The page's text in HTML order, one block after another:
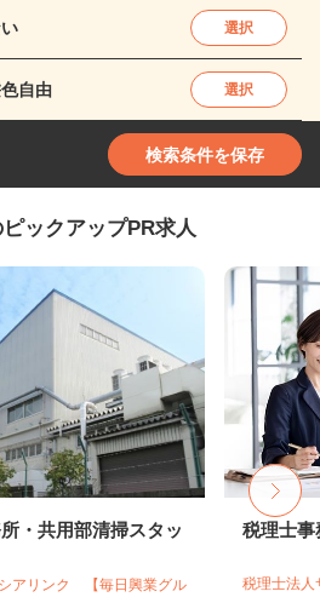
選択
自由 選択
検索条件を保存
ックアップPR求人
・共用部清掃スタッ
アリンク 【毎日興業グル
税理士事
税理士法人